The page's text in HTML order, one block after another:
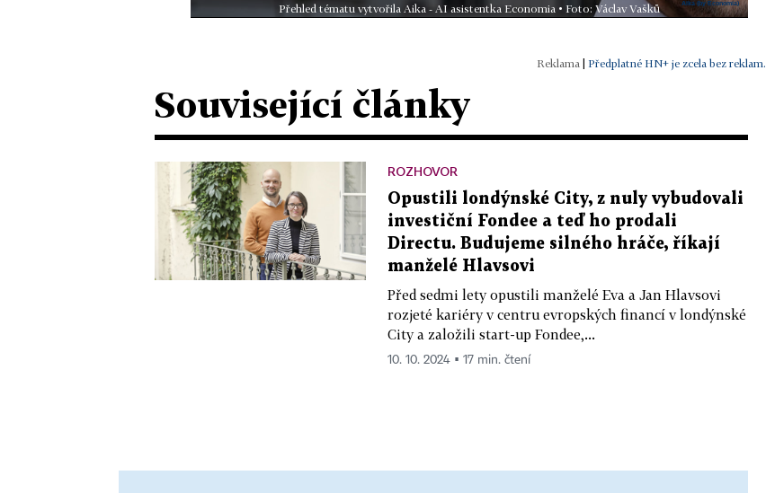
Přehled tématu vytvořila Aika - AI asistentka Economia • Foto: Václav Vašků
Předplatné HN+ je zcela bez reklam.
Související články
ROZHOVOR
Opustili londýnské City, z nuly vybudovali
investiční Fondee a teď ho prodali
Directu. Budujeme silného hráče, říkají
manželé Hlavsovi
Před sedmi lety opustili manželé Eva a Jan Hlavsovi
rozjeté kariéry v centru evropských financí v londýnské
City a založili start-up Fondee,...
10. 10. 2024 ▪ 17 min. čtení